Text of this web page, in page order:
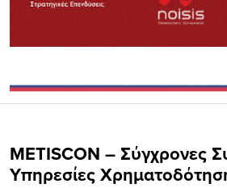
METISCON – Σύγχρονες
Υπηρεσίες